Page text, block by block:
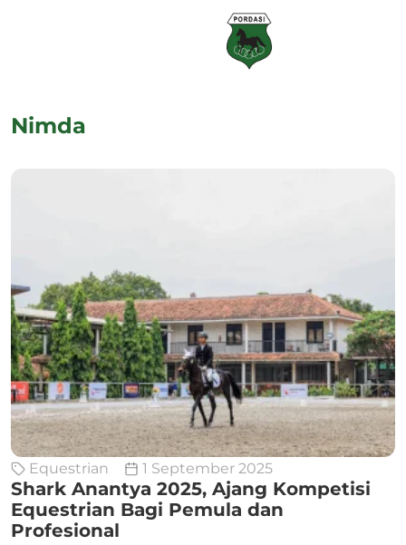
Nimda
Equestrian 1 September 2025
Shark Anantya 2025, Ajang Kompetisi
Equestrian Bagi Pemula dan
Profesional